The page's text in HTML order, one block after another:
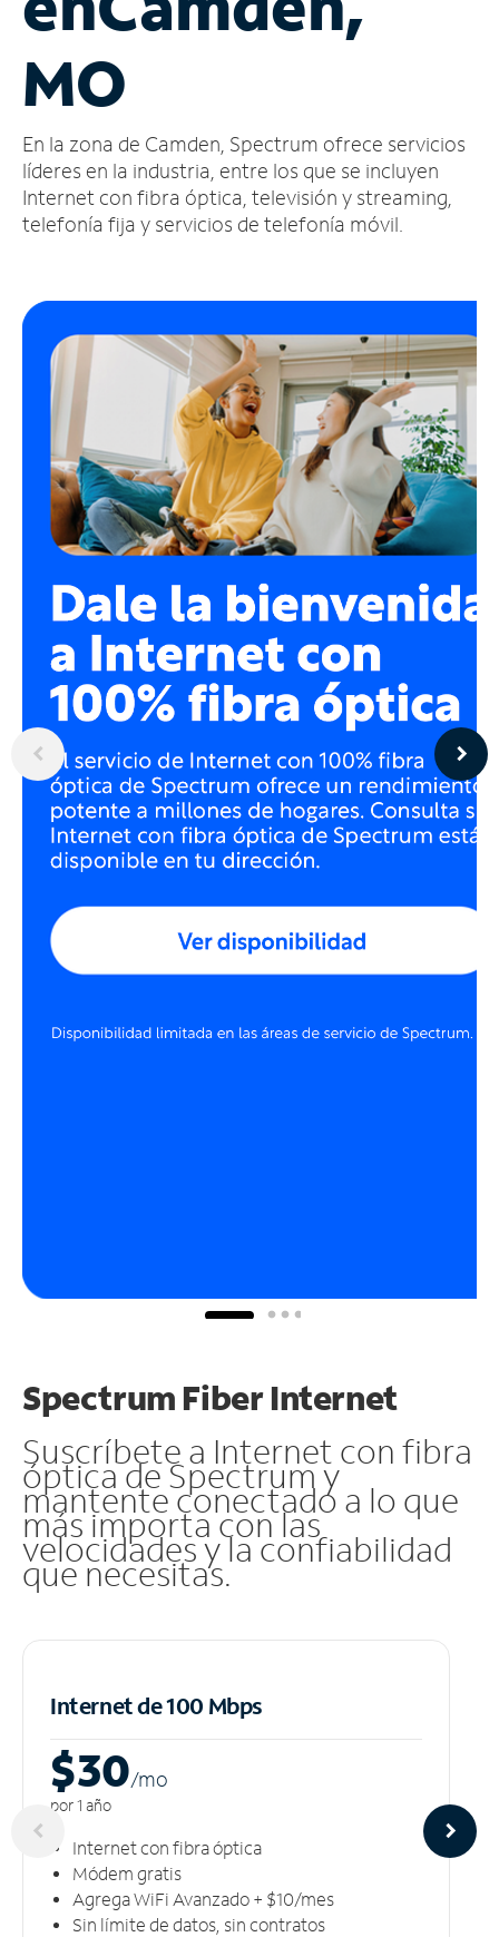
cuenta
Encuentra
tienda
MO
En la zona de Camden, Spectrum ofrece servicios
líderes en la industria, entre los que se incluyen
Internet con fibra óptica, televisión y streaming,
telefonía fija y servicios de telefonía móvil.
Spectrum Fiber Internet
Suscríbete a Internet con fibra
óptica de Spectrum y
mantente conectado a lo que
más importa con las
velocidades y la confiabilidad
que necesitas.
Internet de 100 Mbps
$30/mo
por 1 año
Internet con fibra óptica
Módem gratis
Agrega WiFi Avanzado + $10/mes
Sin límite de datos, sin contratos